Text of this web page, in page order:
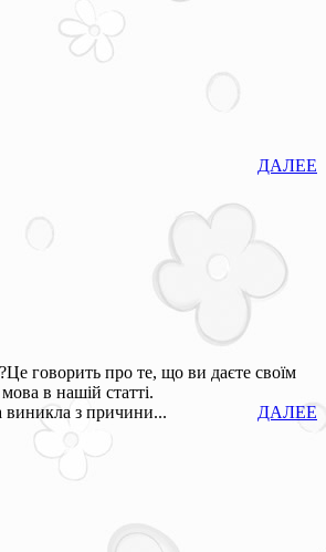
ДАЛЕЕ
говорить про те, що ви даєте своїм
в нашій статті.
виникла з причини...
ДАЛЕЕ